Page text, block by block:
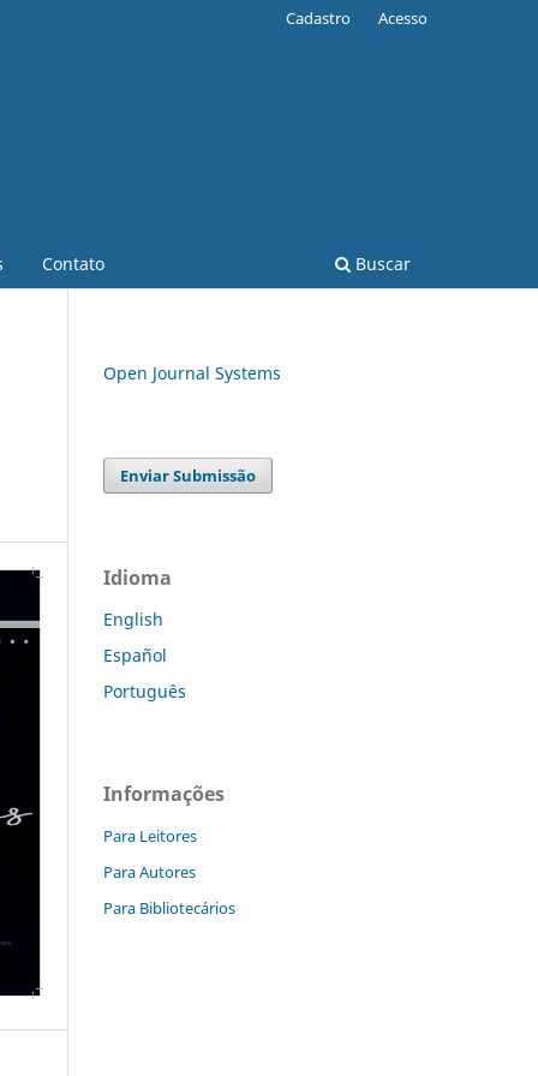
Contato Buscar
Cadastro Acesso
Open Journal Systems
Enviar Submissão
Idioma
English
Español
Português
Informações
Para Leitores
Para Autores
Para Bibliotecários